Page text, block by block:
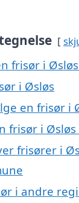
frisør i
i Øsløs
en frisør i
frisør i
frisører i
i andre